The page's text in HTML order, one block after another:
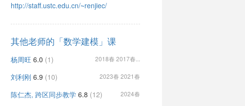
http://staff.ustc.edu.cn/~renjiec/
其他老师的「数学建模」课
杨周旺 6.0 (1) 2018春 2017春...
刘利刚 6.9 (10) 2023春 2021春
陈仁杰, 跨区同步教学 6.8 (12) 2024春